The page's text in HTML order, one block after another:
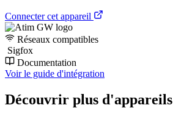
Connecter cet appareil
Réseaux compatibles
Sigfox
Documentation
Voir le guide d'intégration
Découvrir plus d'appareils